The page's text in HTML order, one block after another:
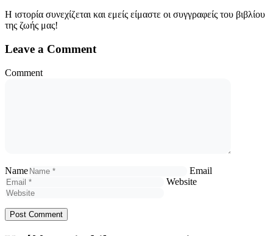
Η ιστορία συνεχίζεται και εμείς είμαστε οι συγγραφείς του βιβλίου
της ζωής μας!
Leave a Comment
Comment
Name
Email
Website